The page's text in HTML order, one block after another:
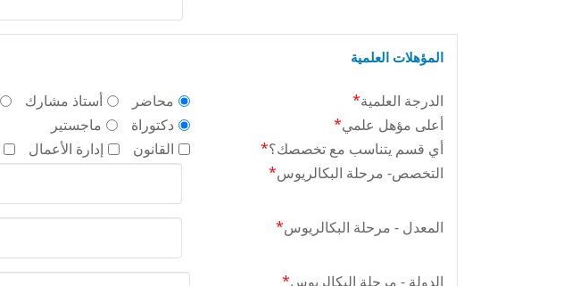
المؤهلات العلمية
الدرجة العلمية* محاضر أستاذ مشارك
أعلى مؤهل علمي* دكتوراة
ماجستير
أي قسم يتناسب مع تخصصك؟* القانون إدارة الأعمال
التخصص- مرحلة البكالريوس*
المعدل - مرحلة البكالريوس*
الدولة - مرحلة البكالريوس*